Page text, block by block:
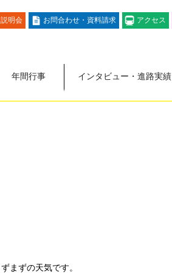
明会 お問合わせ・資料請求 アクセス
年間行事 インタビュー・進路実績
まずの天気です。